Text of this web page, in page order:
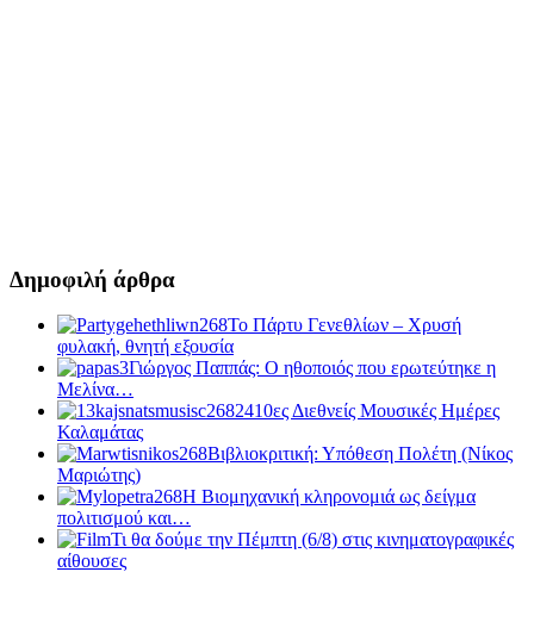
Δημοφιλή άρθρα
Το Πάρτυ Γενεθλίων – Χρυσή
φυλακή, θνητή εξουσία
Γιώργος Παππάς: Ο ηθοποιός που ερωτεύτηκε η
Μελίνα…
10ες Διεθνείς Μουσικές Ημέρες
Καλαμάτας
Βιβλιοκριτική: Υπόθεση Πολέτη (Νίκος
Μαριώτης)
Η Βιομηχανική κληρονομιά ως δείγμα
πολιτισμού και…
Τι θα δούμε την Πέμπτη (6/8) στις κινηματογραφικές
αίθουσες